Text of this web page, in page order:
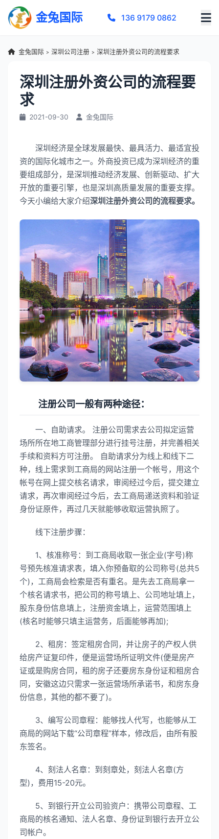
金兔国际 136 9179 0862
金兔国际 > 深圳公司注册 > 深圳注册外资公司的流程要求
深圳注册外资公司的流程要
求
2021-09-30 金兔国际
深圳经济是全球发展最快、最具活力、最适宜投
资的国际化城市之一。外商投资已成为深圳经济的重
要组成部分，是深圳推动经济发展、创新驱动、扩大
开放的重要引擎，也是深圳高质量发展的重要支撑。
今天小编给大家介绍深圳注册外资公司的流程要求。
注册公司一般有两种途径：
一、自助请求。 注册公司需求去公司拟定运营
场所所在地工商管理部分进行挂号注册，并完善相关
手续和资料方可注册。 自助请求分为线上和线下二
种，线上需求到工商局的网站注册一个帐号，用这个
帐号在网上提交核名请求，审阅经过今后，提交建立
请求，再次审阅经过今后，去工商局递送资料和验证
身份证原件，再过几天就能够收取运营执照了。
线下注册步骤：
1、核准称号：到工商局收取一张企业(字号)称
号预先核准请求表，填入你预备取的公司称号(总共5
个)，工商局会检索是否有重名。是先去工商局拿一
个核名请求书，把公司的称号填上、公司地址填上，
股东身份信息填上，注册资金填上，运营范围填上
(核名时能够只填主运营务，后面能够再加);
2、租房：签定租房合同，并让房子的产权人供
给房产证复印件，便是运营场所证明文件(便是房产
证或是购房合同，租的房子还要房东身份证和租房合
同，安徽这边只需求一张运营场所承诺书，和房东身
份信息，其他的都不要了)。
3、编写公司章程：能够找人代写，也能够从工
商局的网站下载“公司章程”样本，修改后，由所有股
东签名。
4、刻法人名章：到刻章处，刻法人名章(方
型)，费用15-20元。
5、到银行开立公司验资户：携带公司章程、工
商局的核名通知、法人名章、身份证到银行去开立公
司帐户。